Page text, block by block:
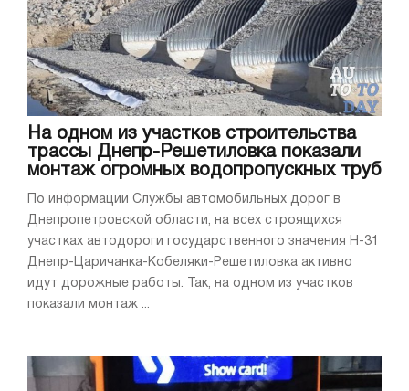
На одном из участков строительства
трассы Днепр-Решетиловка показали
монтаж огромных водопропускных труб
По информации Службы автомобильных дорог в
Днепропетровской области, на всех строящихся
участках автодороги государственного значения Н-31
Днепр-Царичанка-Кобеляки-Решетиловка активно
идут дорожные работы. Так, на одном из участков
показали монтаж ...